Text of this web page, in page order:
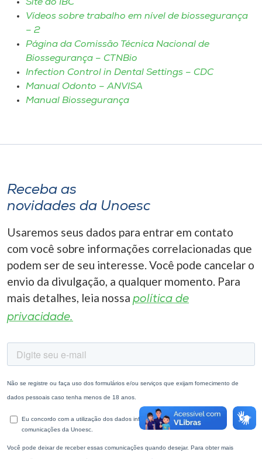
I.nova
Diplomados
Cultura
Editora
Rádio
Museu
Unoesc
Store
o idioma
A-
Site do IBC
Vídeos sobre trabalho em nível de biossegurança
– 2
Página da Comissão Técnica Nacional de
Biossegurança – CTNBio
Infection Control in Dental Settings – CDC
Manual Odonto – ANVISA
Manual Biossegurança
Receba as
novidades da Unoesc
Usaremos seus dados para entrar em contato
com você sobre informações correlacionadas que
podem ser de seu interesse. Você pode cancelar o
envio da divulgação, a qualquer momento. Para
mais detalhes, leia nossa política de
privacidade.